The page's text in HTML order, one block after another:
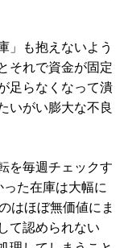
」も抱えないよう
それで資金が固定
足らなくなって潰
いがい膨大な不良
を毎週チェックす
た在庫は大幅に
はほぼ無価値にま
て認められない